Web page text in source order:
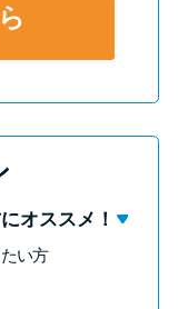
オススメ！
い方